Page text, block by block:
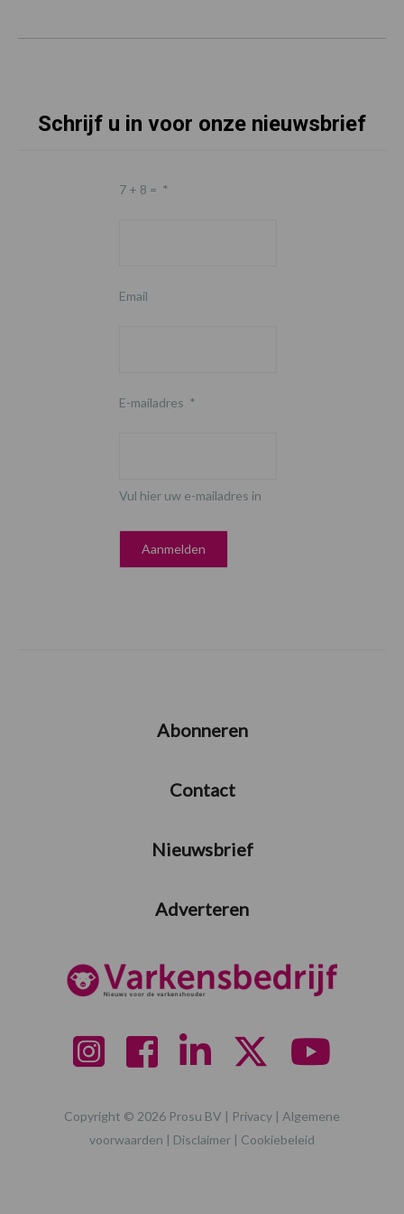
Schrijf u in voor onze nieuwsbrief
7 + 8 = *
Email
E-mailadres *
Vul hier uw e-mailadres in
Abonneren
Contact
Nieuwsbrief
Adverteren
Copyright © 2026 Prosu BV | Privacy | Algemene
voorwaarden | Disclaimer | Cookiebeleid